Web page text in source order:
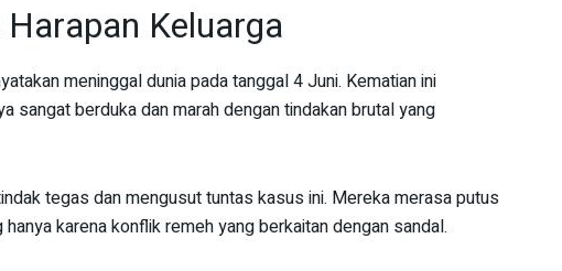
Keluarga
meninggal dunia pada tanggal 4 Juni. Kematian ini
sangat berduka dan marah dengan tindakan brutal yang
tegas dan mengusut tuntas kasus ini. Mereka merasa putus
karena konflik remeh yang berkaitan dengan sandal.